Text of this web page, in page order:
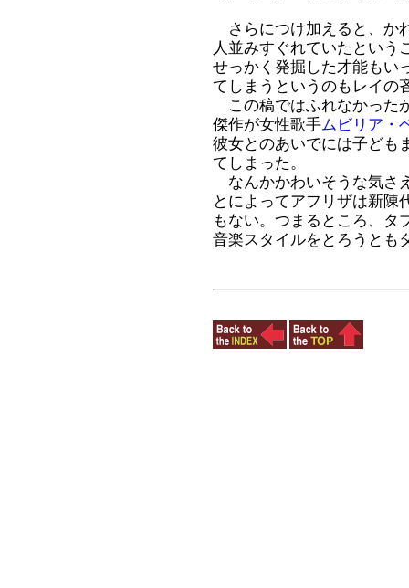
さらにつけ加えると、か
人並みすぐれていたという
せっかく発掘した才能もい
てしまうというのもレイの
この稿ではふれなかった
傑作が女性歌手ムビリア・
彼女とのあいでには子ども
てしまった。
なんかかわいそうな気さ
とによってアフリザは新陳
もない。つまるところ、タ
音楽スタイルをとろうとも